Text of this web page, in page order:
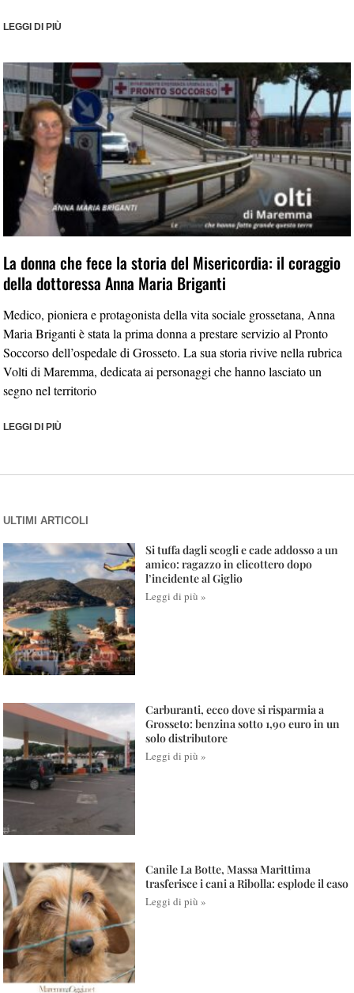
LEGGI DI PIÙ
La donna che fece la storia del Misericordia: il coraggio
della dottoressa Anna Maria Briganti
Medico, pioniera e protagonista della vita sociale grossetana, Anna
Maria Briganti è stata la prima donna a prestare servizio al Pronto
Soccorso dell’ospedale di Grosseto. La sua storia rivive nella rubrica
Volti di Maremma, dedicata ai personaggi che hanno lasciato un
segno nel territorio
LEGGI DI PIÙ
ULTIMI ARTICOLI
Si tuffa dagli scogli e cade addosso a un
amico: ragazzo in elicottero dopo
l’incidente al Giglio
Leggi di più »
Carburanti, ecco dove si risparmia a
Grosseto: benzina sotto 1,90 euro in un
solo distributore
Leggi di più »
Canile La Botte, Massa Marittima
trasferisce i cani a Ribolla: esplode il caso
Leggi di più »